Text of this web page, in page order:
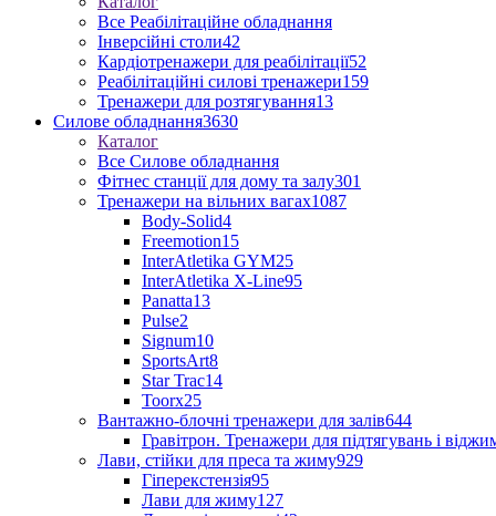
Все Реабілітаційне обладнання
Інверсійні столи42
Кардіотренажери для реабілітації52
Реабілітаційні силові тренажери159
Тренажери для розтягування13
Силове обладнання3630
Каталог
Все Силове обладнання
Фітнес станції для дому та залу301
Тренажери на вільних вагах1087
Body-Solid4
Freemotion15
InterAtletika GYM25
InterAtletika X-Line95
Panatta13
Pulse2
Signum10
SportsArt8
Star Trac14
Toorx25
Вантажно-блочні тренажери для залів644
Гравітрон. Тренажери для підтягувань і
Лави, стійки для преса та жиму929
Гіперекстензія95
Лави для жиму127